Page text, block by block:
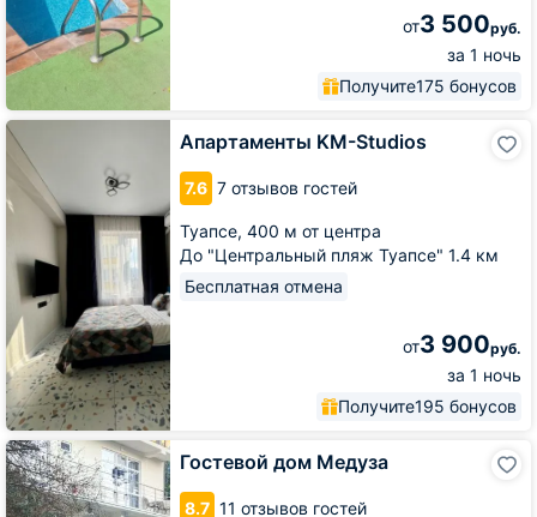
от3 500руб.
за 1 ночь
Получите175 бонусов
Апартаменты KM-Studios
7.6 7 отзывов гостей
Туапсе, 400 м от центра
До "Центральный пляж Туапсе" 1.4 км
Бесплатная отмена
от3 900руб.
за 1 ночь
Получите195 бонусов
Апартаменты
KM-
Studios
Гостевой дом Медуза
8.7 11 отзывов гостей
Гостевой
дом
Медуза